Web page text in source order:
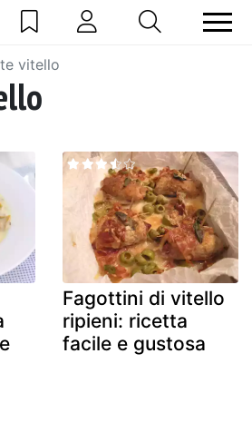
vitello
Fagottini di vitello
ripieni: ricetta
facile e gustosa